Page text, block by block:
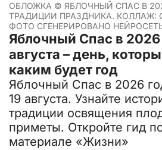
ОБЛОЖКА © ЯБЛОЧНЫЙ СПАС В
ТРАДИЦИИ ПРАЗДНИКА. КОЛЛАЖ:
ФОТО СГЕНЕРИРОВАНО
Яблочный Спас в 2026
августа – день,
каким будет год
Яблочный Спас в 2026
19 августа. Узнайте
традиции освящения
приметы. Откройте гид
материале «Жизни»